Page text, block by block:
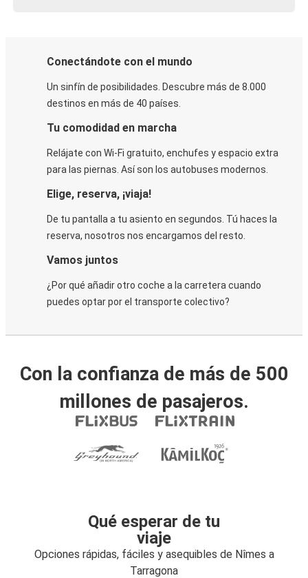
Conectándote con el mundo
Un sinfín de posibilidades. Descubre más de 8.000
destinos en más de 40 países.
Tu comodidad en marcha
Relájate con Wi-Fi gratuito, enchufes y espacio extra
para las piernas. Así son los autobuses modernos.
Elige, reserva, ¡viaja!
De tu pantalla a tu asiento en segundos. Tú haces la
reserva, nosotros nos encargamos del resto.
Vamos juntos
¿Por qué añadir otro coche a la carretera cuando
puedes optar por el transporte colectivo?
Con la confianza de más de 500
millones de pasajeros.
Qué esperar de tu
viaje
Opciones rápidas, fáciles y asequibles de Nîmes a
Tarragona